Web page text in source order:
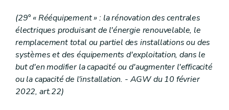
(29° « Rééquipement » : la rénovation des centrales
électriques produisant de l'énergie renouvelable, le
remplacement total ou partiel des installations ou des
systèmes et des équipements d'exploitation, dans le
but d'en modifier la capacité ou d'augmenter l'efficacité
ou la capacité de l'installation. - AGW du 10 février
2022, art.22)